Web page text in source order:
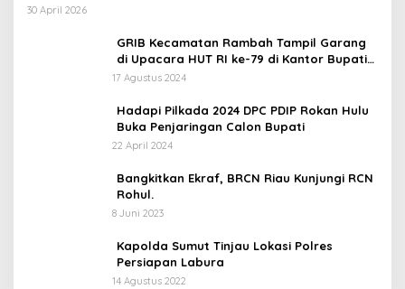
30 April 2026
GRIB Kecamatan Rambah Tampil Garang
di Upacara HUT RI ke-79 di Kantor Bupati
Rokan Hulu!
17 Agustus 2024
Hadapi Pilkada 2024 DPC PDIP Rokan Hulu
Buka Penjaringan Calon Bupati
22 April 2024
Bangkitkan Ekraf, BRCN Riau Kunjungi RCN
Rohul.
8 Juni 2023
Kapolda Sumut Tinjau Lokasi Polres
Persiapan Labura
14 Agustus 2022